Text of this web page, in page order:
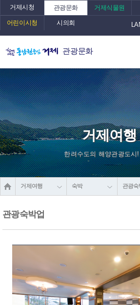
거제시청 관광문화 거제식물원
어린이시청 시의회
관광문화
거제여행
한려수도의 해양관광도시
거제여행 숙박 관광숙
관광숙박업